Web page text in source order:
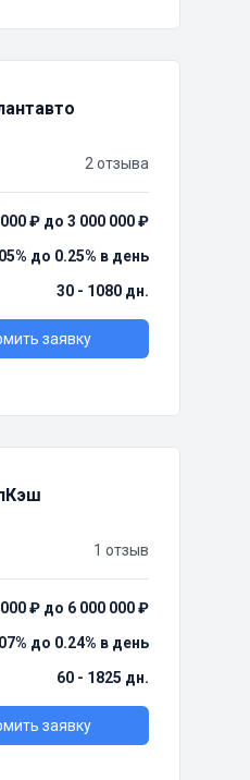
2 отзыва
₽ до 3 000 000 ₽
до 0.25% в день
30 - 1080 дн.
заявку
1 отзыв
₽ до 6 000 000 ₽
до 0.24% в день
60 - 1825 дн.
заявку